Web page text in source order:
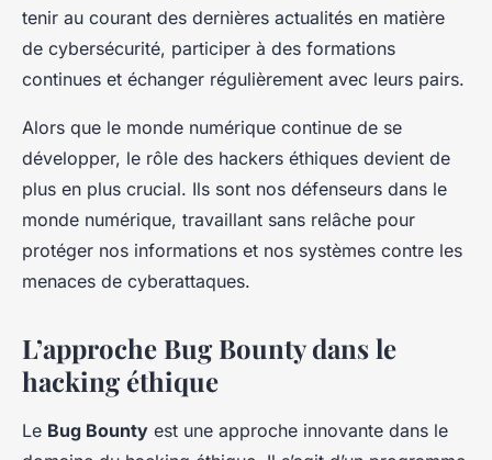
tenir au courant des dernières actualités en matière
de cybersécurité, participer à des formations
continues et échanger régulièrement avec leurs pairs.
Alors que le monde numérique continue de se
développer, le rôle des hackers éthiques devient de
plus en plus crucial. Ils sont nos défenseurs dans le
monde numérique, travaillant sans relâche pour
protéger nos informations et nos systèmes contre les
menaces de cyberattaques.
L’approche Bug Bounty dans le
hacking éthique
Le Bug Bounty est une approche innovante dans le